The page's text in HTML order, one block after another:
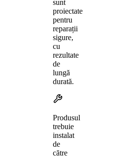
sunt
proiectate
pentru
reparații
sigure,
cu
rezultate
de
lungă
durată.
Produsul
trebuie
instalat
de
către